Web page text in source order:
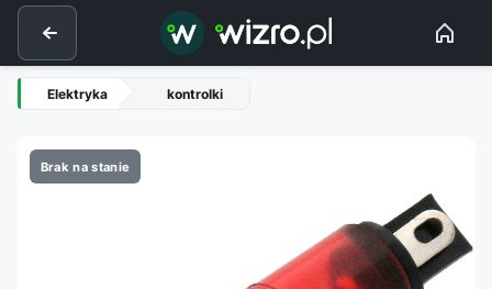
Elektryka kontrolki
Brak na stanie